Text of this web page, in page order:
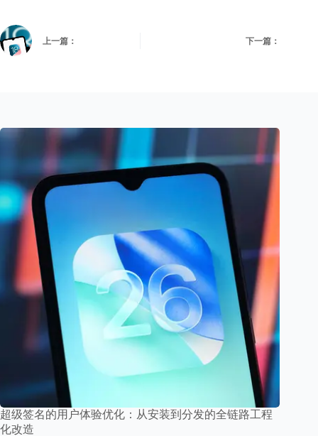
上一篇： 下一篇：
超级签名的用户体验优化：从安装到分发的全链路工程
化改造